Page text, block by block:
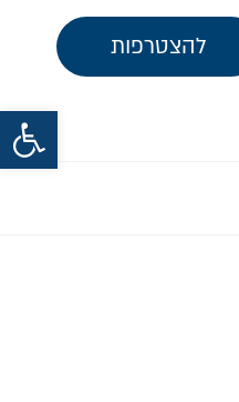
פתח סרגל נגישות
להצטרפות